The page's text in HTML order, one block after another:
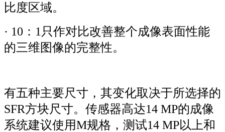
比度区域。
· 10：1只作对比改善整个成像表面性能
的三维图像的完整性。
有五种主要尺寸，其变化取决于所选择的
SFR方块尺寸。传感器高达14 MP的成像
系统建议使用M规格，测试14 MP以上和